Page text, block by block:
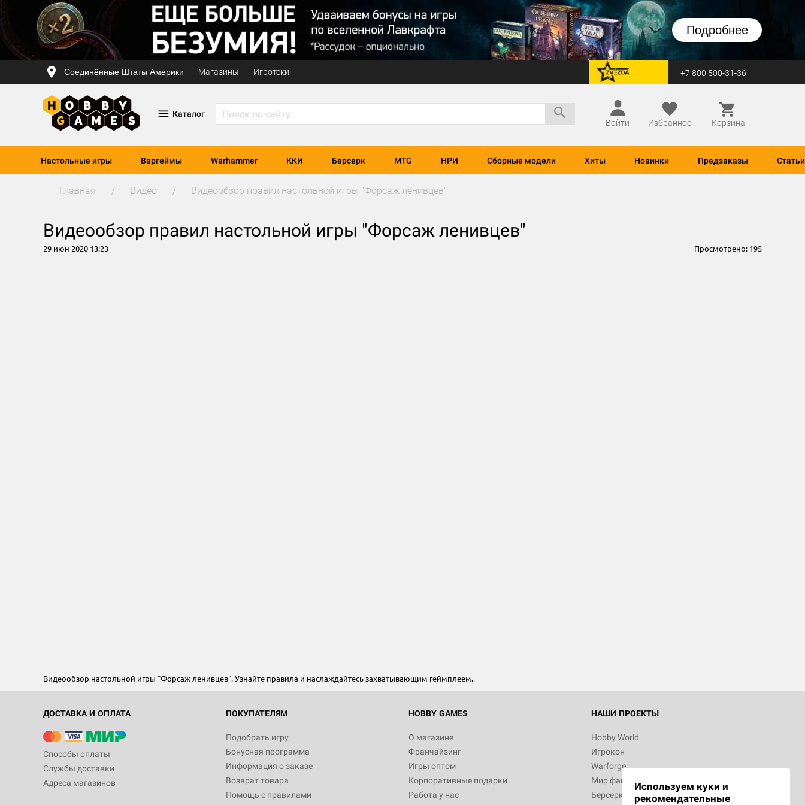
Подробнее
Соединённые Штаты Америки Магазины Игротеки перейти на Zvezda +7 800 500-31-36
Каталог
Войти
Избранное Корзина
Настольные игры Варгеймы Warhammer ККИ Берсерк MTG НРИ Сборные модели Хиты Новинки Предзаказы Статьи
Главная Видео Видеообзор правил настольной игры "Форсаж ленивцев"
Видеообзор правил настольной игры "Форсаж ленивцев"
29 июн 2020 13:23 Просмотрено: 195
Видеообзор настольной игры "Форсаж ленивцев". Узнайте правила и наслаждайтесь захватывающим геймплеем.
ДОСТАВКА И ОПЛАТА
Способы оплаты
Службы доставки
Адреса магазинов
ПОКУПАТЕЛЯМ
Подобрать игру
Бонусная программа
Информация о заказе
Возврат товара
Помощь с правилами
HOBBY GAMES
О магазине
Франчайзинг
Игры оптом
Корпоративные подарки
Работа у нас
НАШИ ПРОЕКТЫ
Hobby World
Игрокон
Warforge
Мир фантастики
Берсерк
Используем куки и
рекомендательные